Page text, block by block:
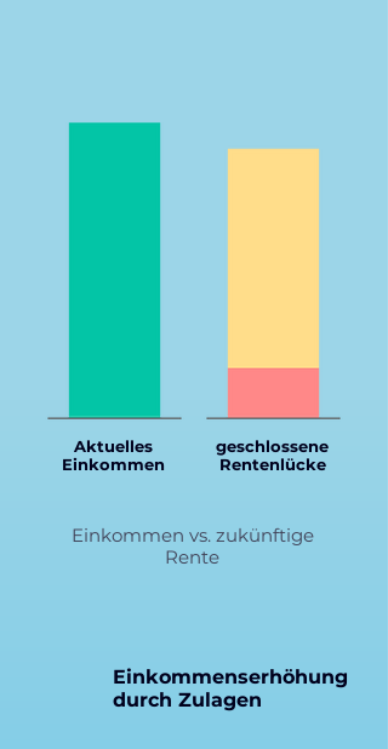
Aktuelles
Einkommen
geschlossene
Rentenlücke
Einkommen vs. zukünftige
Rente
Einkommenserhöhung
durch Zulagen